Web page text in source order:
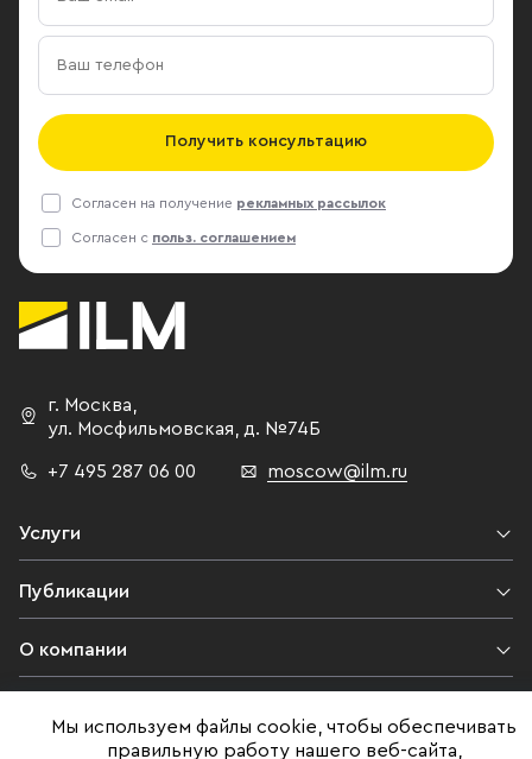
Получить консультацию
Согласен на получение рекламных рассылок
Согласен с польз. соглашением
г. Москва
ул. Мосфильмовская,
д. №74Б
+7 495 287 06 00 moscow@ilm.ru
Услуги
Публикации
О компании
Мы используем файлы cookie, чтобы обеспечивать
правильную работу нашего веб-сайта,